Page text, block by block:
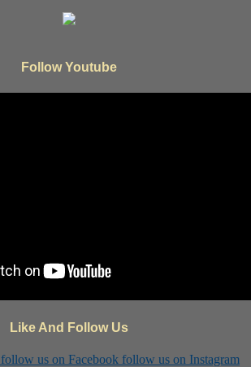
Follow Youtube
Like And Follow Us
follow us on Facebook follow us on Instagram